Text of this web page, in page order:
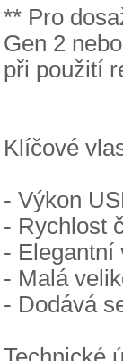
** Pro
Gen 2
při použití
Klíčové
- Výkon
- Rychlost
- Elegantní
- Malá
- Dodává